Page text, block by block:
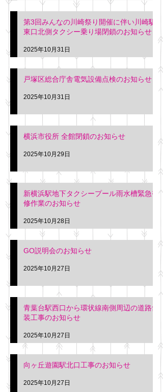
第3回みんなの川崎祭り開催に伴い川崎駅
東口北側タクシー乗り場閉鎖のお知らせ
2025年10月31日
戸塚区総合庁舎電気設備点検のお知らせ
2025年10月31日
横浜市役所 全館閉鎖のお知らせ
2025年10月29日
新横浜駅地下タクシープール雨水槽緊急補
修作業のお知らせ
2025年10月28日
GO説明会のお知らせ
2025年10月27日
青葉台駅西口から環状線南側周辺の道路舗
装工事のお知らせ
2025年10月27日
向ヶ丘遊園駅北口工事のお知らせ
2025年10月27日